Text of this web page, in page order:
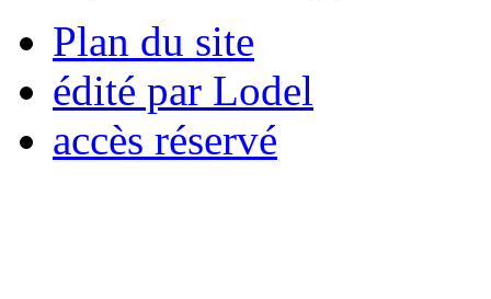
Plan du site
édité par Lodel
accès réservé